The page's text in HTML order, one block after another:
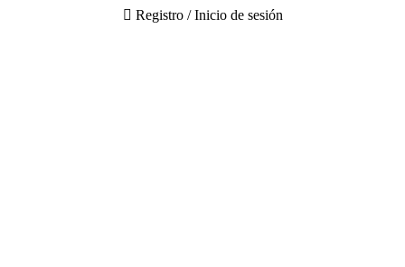
Registro / Inicio de sesión